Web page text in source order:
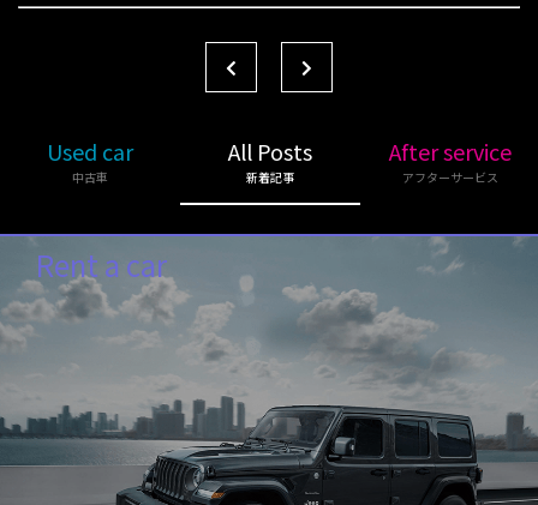
Used car
中古車
All Posts
新着記事
After service
アフターサービス
Rent a car